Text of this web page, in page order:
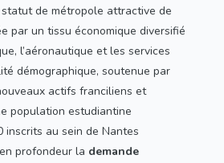
de métropole attractive de
par un tissu économique diversifié
l’aéronautique et les services
démographique, soutenue par
actifs franciliens et
population estudiantine
inscrits au sein de Nantes
profondeur la demande